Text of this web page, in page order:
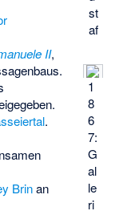
st
af
1
8
6
7:
G
al
le
ri
II,
.
Brinan